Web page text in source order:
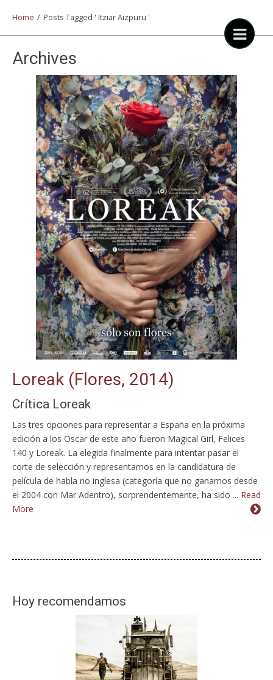
Home / Posts Tagged ' Itziar Aizpuru '
Archives
Loreak (Flores, 2014)
Crítica Loreak
Las tres opciones para representar a España en la próxima
edición a los Oscar de este año fueron Magical Girl, Felices
140 y Loreak. La elegida finalmente para intentar pasar el
corte de selección y representarnos en la candidatura de
película de habla no inglesa (categoría que no ganamos desde
el 2004 con Mar Adentro), sorprendentemente, ha sido ... Read
More
Hoy recomendamos